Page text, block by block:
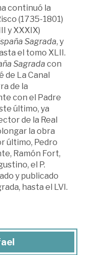
continuó la
(1735-1801)
y XXXIX)
Sagrada, y
el tomo XLII.
Sagrada con
de La Canal
de la
con el Padre
último, ya
de la Real
la obra
último, Pedro
Ramón Fort,
el P.
y publicado
hasta el LVI.